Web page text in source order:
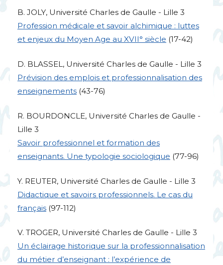
B. JOLY, Université Charles de Gaulle - Lille 3
Profession médicale et savoir alchimique : luttes
et enjeux du Moyen Age au XVII° siècle (17-42)
D. BLASSEL, Université Charles de Gaulle - Lille 3
Prévision des emplois et professionnalisation des
enseignements (43-76)
R. BOURDONCLE, Université Charles de Gaulle -
Lille 3
Savoir professionnel et formation des
enseignants. Une typologie sociologique (77-96)
Y. REUTER, Université Charles de Gaulle - Lille 3
Didactique et savoirs professionnels. Le cas du
français (97-112)
V. TROGER, Université Charles de Gaulle - Lille 3
Un éclairage historique sur la professionnalisation
du métier d’enseignant : l’expérience de